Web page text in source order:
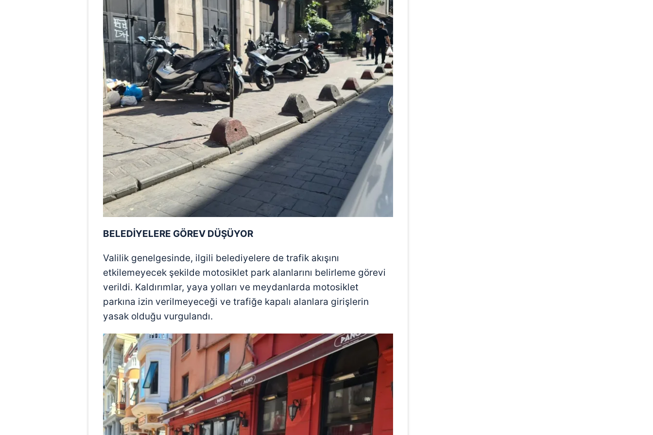
mevzuata uygun olarak kullanılan çerezlerle ilgili bilgi almak için lütfen tıklayınız
BELEDİYELERE GÖREV DÜŞÜYOR
Valilik genelgesinde, ilgili belediyelere de trafik akışını
etkilemeyecek şekilde motosiklet park alanlarını belirleme görevi
verildi. Kaldırımlar, yaya yolları ve meydanlarda motosiklet
parkına izin verilmeyeceği ve trafiğe kapalı alanlara girişlerin
yasak olduğu vurgulandı.